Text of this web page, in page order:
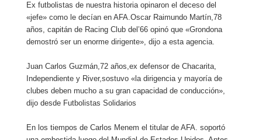
Ex futbolistas de nuestra historia opinaron el deceso del
«jefe» como le decían en AFA.Oscar Raimundo Martín,78
años, capitán de Racing Club del’66 opinó que «Grondona
demostró ser un enorme dirigente», dijo a esta agencia.
Juan Carlos Guzmán,72 años,ex defensor de Chacarita,
Independiente y River,sostuvo «la dirigencia y mayoría de
clubes deben mucho a su gran capacidad de conducción»,
dijo desde Futbolistas Solidarios
En los tiempos de Carlos Menem el titular de AFA. soportó